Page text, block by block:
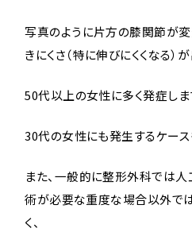
写真のように片方の膝関節が
きにくさ（特に伸びにくくなる）
50代以上の女性に多く発症しま
30代の女性にも発生するケース
また、一般的に整形外科では
術が必要な重度な場合以外で
く、